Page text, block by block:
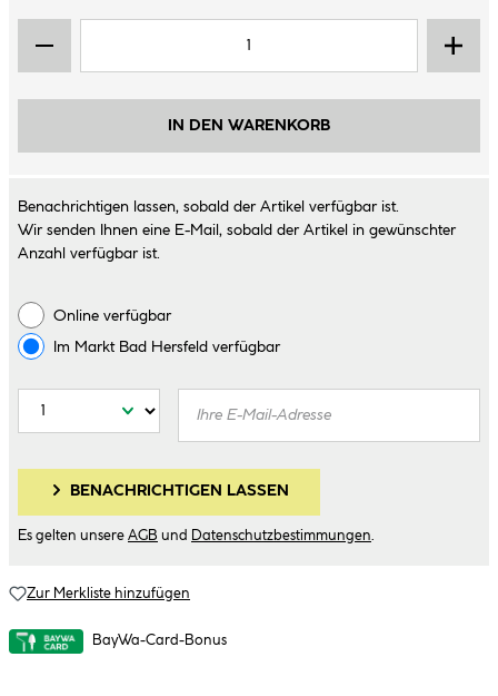
IN DEN WARENKORB
Benachrichtigen lassen, sobald der Artikel verfügbar ist.
Wir senden Ihnen eine E-Mail, sobald der Artikel in gewünschter
Anzahl verfügbar ist.
Online verfügbar
Im Markt Bad Hersfeld verfügbar
BENACHRICHTIGEN LASSEN
Es gelten unsere AGB und Datenschutzbestimmungen
Zur Merkliste hinzufügen
BayWa-Card-Bonus